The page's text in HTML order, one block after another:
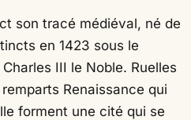
son tracé médiéval, né de
en 1423 sous le
III le Noble. Ruelles
Renaissance qui
forment une cité qui se